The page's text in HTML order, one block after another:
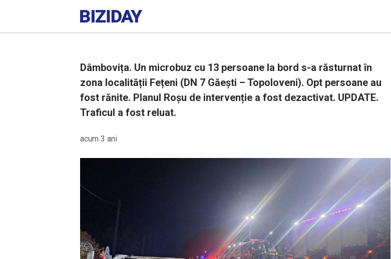
Dâmbovița. Un microbuz cu 13 persoane la bord s-a răsturnat în
zona localității Fețeni (DN 7 Găești – Topoloveni). Opt persoane au
fost rănite. Planul Roșu de intervenție a fost dezactivat. UPDATE.
Traficul a fost reluat.
acum 3 ani